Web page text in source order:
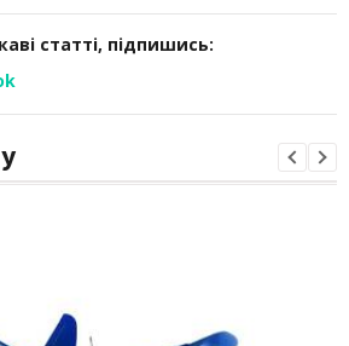
статті, підпишись: